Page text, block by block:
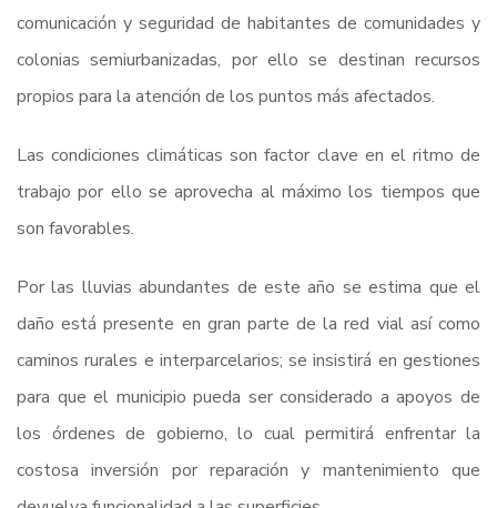
comunicación y seguridad de habitantes de comunidades y
colonias semiurbanizadas, por ello se destinan recursos
propios para la atención de los puntos más afectados.
Las condiciones climáticas son factor clave en el ritmo de
trabajo por ello se aprovecha al máximo los tiempos que
son favorables.
Por las lluvias abundantes de este año se estima que el
daño está presente en gran parte de la red vial así como
caminos rurales e interparcelarios; se insistirá en gestiones
para que el municipio pueda ser considerado a apoyos de
los órdenes de gobierno, lo cual permitirá enfrentar la
costosa inversión por reparación y mantenimiento que